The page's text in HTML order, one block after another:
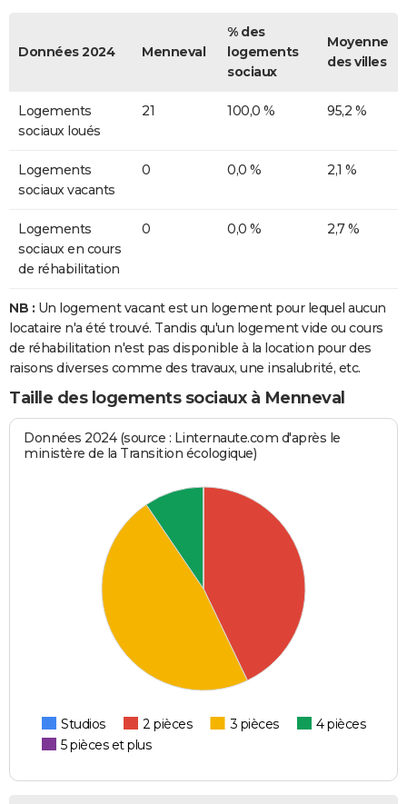
Données 2024 Menneval
% des
logements
sociaux
Moyenne
des villes
Logements
sociaux loués
21 100,0 % 95,2 %
Logements
sociaux vacants
0 0,0 % 2,1 %
Logements
sociaux en cours
de réhabilitation
0 0,0 % 2,7 %
NB : Un logement vacant est un logement pour lequel aucun
locataire n'a été trouvé. Tandis qu'un logement vide ou cours
de réhabilitation n'est pas disponible à la location pour des
raisons diverses comme des travaux, une insalubrité, etc.
Taille des logements sociaux à Menneval
Données 2024 (source : Linternaute.com d'après le
ministère de la Transition écologique)
Studios 2 pièces 3 pièces
4 pièces
5 pièces et plus